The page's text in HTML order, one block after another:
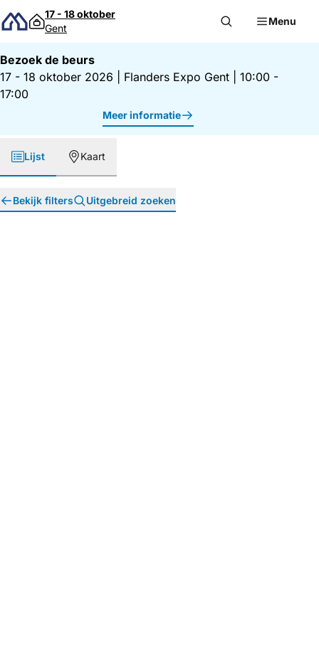
Direct naar inhoud
17 - 18 oktober
Gent
Menu
Bezoek de beurs
17 - 18 oktober 2026
Flanders Expo Gent
10:00 -
17:00
Meer informatie
Lijst Kaart
Bekijk filters Uitgebreid zoeken